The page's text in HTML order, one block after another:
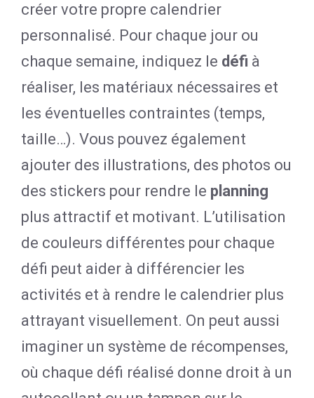
créer votre propre calendrier
personnalisé. Pour chaque jour ou
chaque semaine, indiquez le défi à
réaliser, les matériaux nécessaires et
les éventuelles contraintes (temps,
taille…). Vous pouvez également
ajouter des illustrations, des photos ou
des stickers pour rendre le planning
plus attractif et motivant. L’utilisation
de couleurs différentes pour chaque
défi peut aider à différencier les
activités et à rendre le calendrier plus
attrayant visuellement. On peut aussi
imaginer un système de récompenses,
où chaque défi réalisé donne droit à un